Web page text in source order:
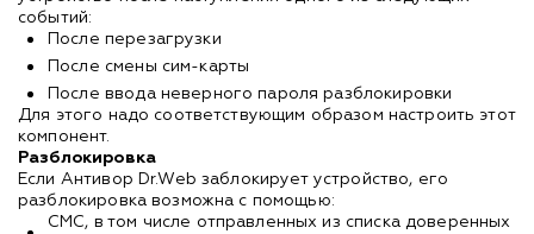
событий:
После перезагрузки
После смены сим-карты
После ввода неверного пароля разблокировки
Для этого надо соответствующим образом настроить этот
компонент.
Разблокировка
Если Антивор Dr.Web заблокирует устройство, его
разблокировка возможна с помощью:
СМС, в том числе отправленных из списка доверенных